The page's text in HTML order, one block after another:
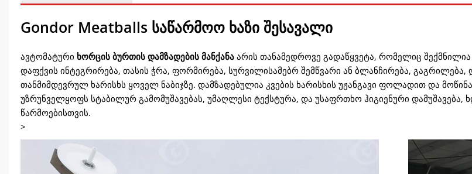
Gondor Meatballs საწარმოო ხაზი შესავალი
ავტომატური ხორცის ბურთის დამზადების მანქანა არის თანამედროვე გადაწყვეტა, რომელიც
დაფქვის ინტეგრირება, თასის ჭრა, ფორმირება, სურვილისამებრ შემწვარი ან ბლანჩირება,
თანმიმდევრულ ხარისხს ყოველ ნაბიჯზე. დამზადებულია კვების ხარისხის უჟანგავი ფოლადით და
უზრუნველყოფს სტაბილურ გამომუშავებას, უმაღლესი ტექსტურა, და უსაფრთხო ჰიგიენური
წარმოებისთვის.
>